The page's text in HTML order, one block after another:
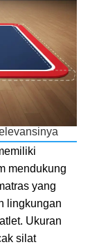
mendukung
yang
lingkungan
Ukuran
silat